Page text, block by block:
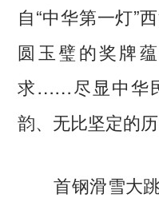
自“中华第一灯”
圆玉璧的奖牌
求……尽显中华
韵、无比坚定的
首钢滑雪大跳